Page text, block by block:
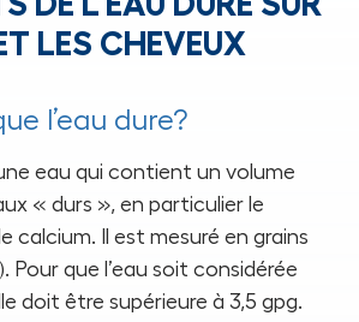
LES CHEVEUX
l’eau dure?
eau qui contient un volume
« durs », en particulier le
calcium. Il est mesuré en grains
Pour que l’eau soit considérée
doit être supérieure à 3,5 gpg.